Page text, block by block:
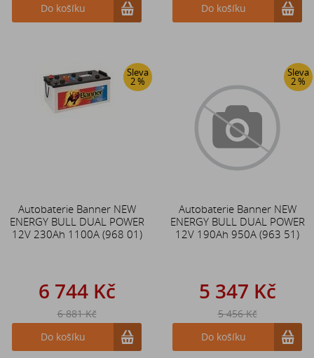
Do košíku
Do košíku
Sleva
2 %
Autobaterie Banner NEW
ENERGY BULL DUAL POWER
12V 230Ah 1100A (968 01)
6 744 Kč
6 881 Kč
Do košíku
Sleva
2 %
Autobaterie Banner NEW
ENERGY BULL DUAL POWER
12V 190Ah 950A (963 51)
5 347 Kč
5 456 Kč
Do košíku